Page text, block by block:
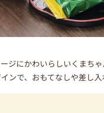
ジにかわいらしいくまち
ンで、おもてなしや差し入